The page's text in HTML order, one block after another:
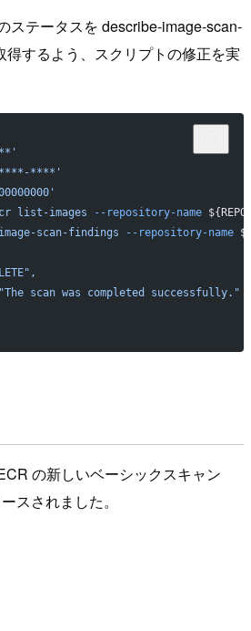
ステータスを describe-image-scan-
するよう、スクリプトの修正を実
****'
list-images --repository-name
scan-findings --repository-name
scan was completed successfully."
の新しいベーシックスキャン
スされました。